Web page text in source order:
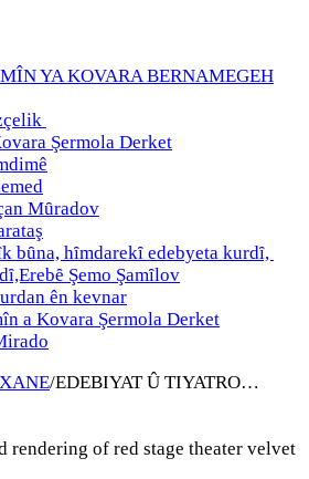
YA KOVARA BERNAMEGEH
Şermola Derket
Mȗradov
bȗna, hȋmdarekȋ edebyeta kurdȋ,
Şemo Şamȋlov
ên kevnar
a Kovara Şermola Derket
/EDEBIYAT Û TIYATRO…
rendering of red stage theater velvet